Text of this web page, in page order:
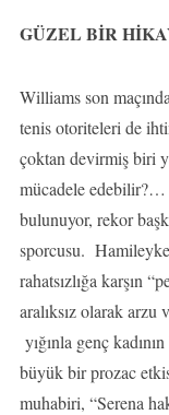
GÜZEL BİR
Williams son
tenis otoriteleri de
çoktan devirmiş biri
mücadele edebilir?…
bulunuyor, rekor
sporcusu.
rahatsızlığa karşın
aralıksız olarak arzu
yığınla genç
büyük bir prozac
muhabiri, “Serena